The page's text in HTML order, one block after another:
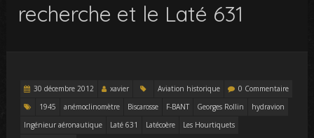
recherche et le Laté 631
30 décembre 2012 xavier Aviation historique
0 Commentaire
1945
anémoclinomètre Biscarosse F-BANT Georges Rollin
hydravion
Ingénieur aéronautique
Laté 631 Latécoère
Les Hourtiquets